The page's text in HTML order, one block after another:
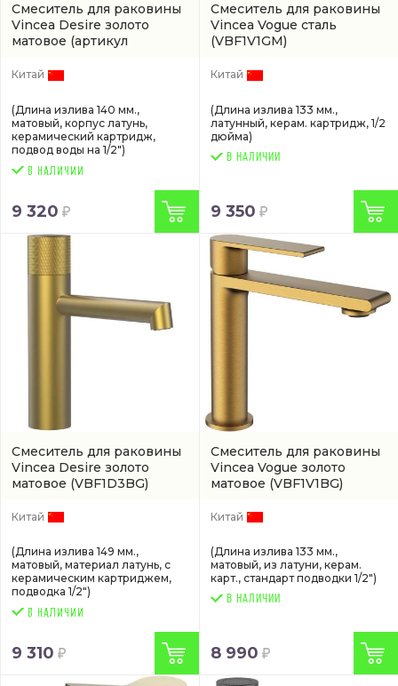
Смеситель для раковины
Vincea Desire золото
матовое (артикул
Китай
(Длина излива 140 мм.,
матовый, корпус латунь,
керамический картридж,
подвод воды на 1/2")
9 320
Смеситель для раковины
Vincea Vogue сталь
(VBF1V1GM)
Китай
(Длина излива 133 мм.,
латунный, керам. картридж, 1/2
дюйма)
В НАЛИЧИИ
9 350
Смеситель для раковины
Vincea Desire золото
матовое (VBF1D3BG)
Китай
(Длина излива 149 мм.,
матовый, материал латунь, с
керамическим картриджем,
подводка 1/2")
9 310
Смеситель для раковины
Vincea Vogue золото
матовое (VBF1V1BG)
Китай
(Длина излива 133 мм.,
матовый, из латуни, керам.
карт., стандарт подводки 1/2")
В НАЛИЧИИ
8 990